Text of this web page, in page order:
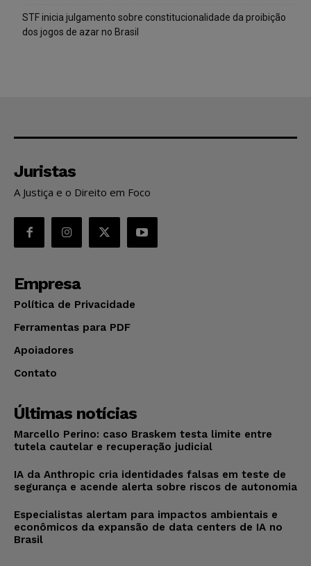
STF inicia julgamento sobre constitucionalidade da proibição
dos jogos de azar no Brasil
Juristas
A Justiça e o Direito em Foco
Empresa
Política de Privacidade
Ferramentas para PDF
Apoiadores
Contato
Últimas notícias
Marcello Perino: caso Braskem testa limite entre
tutela cautelar e recuperação judicial
IA da Anthropic cria identidades falsas em teste de
segurança e acende alerta sobre riscos de autonomia
Especialistas alertam para impactos ambientais e
econômicos da expansão de data centers de IA no
Brasil